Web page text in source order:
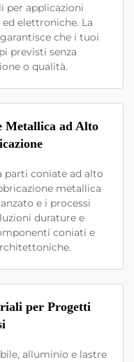
per applicazioni
elettroniche. La
che i tuoi
previsti senza
o qualità.
Metallica ad Alto
parti coniate ad alto
metallica
e i processi
durature e
coniati e
per Progetti
alluminio e lastre